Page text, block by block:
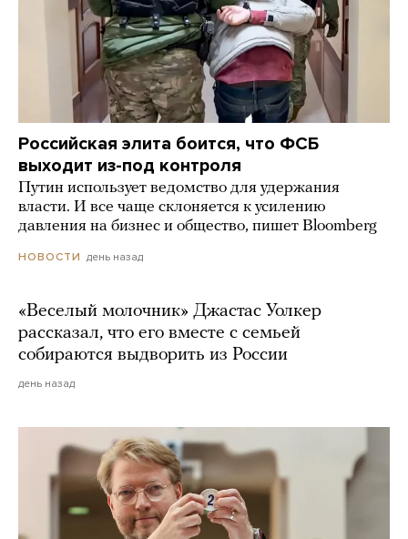
Российская элита боится, что ФСБ
выходит из-под контроля
Путин использует ведомство для удержания
власти. И все чаще склоняется к усилению
давления на бизнес и общество, пишет Bloomberg
НОВОСТИ день назад
«Веселый молочник» Джастас Уолкер
рассказал, что его вместе с семьей
собираются выдворить из России
день назад